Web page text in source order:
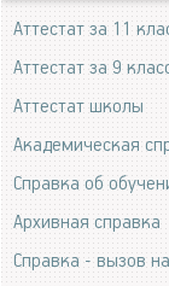
Аттестат за 11
Аттестат за 9
Аттестат школы
Академическая
Справка об
Архивная справка
Справка - вызов